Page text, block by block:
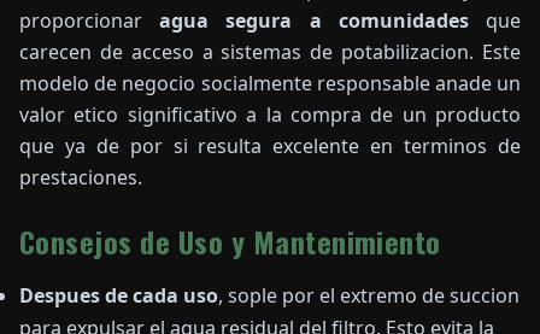
proporcionaragua segura a comunidadesque
carecen de acceso a sistemas de potabilizacion. Este
modelo de negocio socialmente responsable anade un
valor etico significativo a la compra de un producto
que ya de por si resulta excelente en terminos de
prestaciones.
Consejos de Uso y Mantenimiento
Despues de cada uso, sople por el extremo de succion
para expulsar el agua residual del filtro. Esto evita la